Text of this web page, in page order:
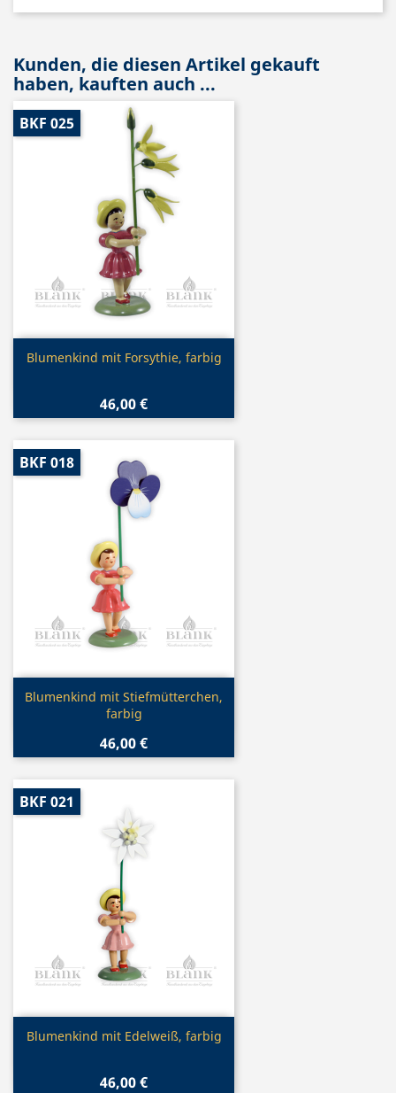
Kunden, die diesen Artikel gekauft
haben, kauften auch ...
 Vorschau
Blumenkind mit Forsythie, farbig
46,00 €
BKF 025
 Vorschau
Blumenkind mit Stiefmütterchen,
farbig
46,00 €
BKF 018
 Vorschau
Blumenkind mit Edelweiß, farbig
46,00 €
BKF 021